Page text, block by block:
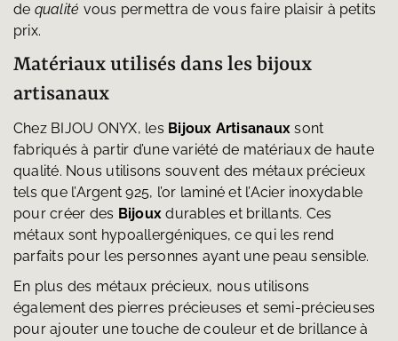
de qualité vous permettra de vous faire plaisir à petits
prix.
Matériaux utilisés dans les bijoux
artisanaux
Chez BIJOU ONYX, les Bijoux Artisanaux sont
fabriqués à partir d’une variété de matériaux de haute
qualité. Nous utilisons souvent des métaux précieux
tels que l’Argent 925, l’or laminé et l’Acier inoxydable
pour créer des Bijoux durables et brillants. Ces
métaux sont hypoallergéniques, ce qui les rend
parfaits pour les personnes ayant une peau sensible.
En plus des métaux précieux, nous utilisons
également des pierres précieuses et semi-précieuses
pour ajouter une touche de couleur et de brillance à